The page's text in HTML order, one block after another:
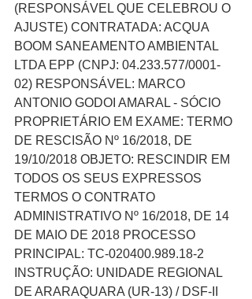
(RESPONSÁVEL QUE CELEBROU O
AJUSTE) CONTRATADA: ACQUA
BOOM SANEAMENTO AMBIENTAL
LTDA EPP (CNPJ: 04.233.577/0001-
02) RESPONSÁVEL: MARCO
ANTONIO GODOI AMARAL - SÓCIO
PROPRIETÁRIO EM EXAME: TERMO
DE RESCISÃO Nº 16/2018, DE
19/10/2018 OBJETO: RESCINDIR EM
TODOS OS SEUS EXPRESSOS
TERMOS O CONTRATO
ADMINISTRATIVO Nº 16/2018, DE 14
DE MAIO DE 2018 PROCESSO
PRINCIPAL: TC-020400.989.18-2
INSTRUÇÃO: UNIDADE REGIONAL
DE ARARAQUARA (UR-13) / DSF-II